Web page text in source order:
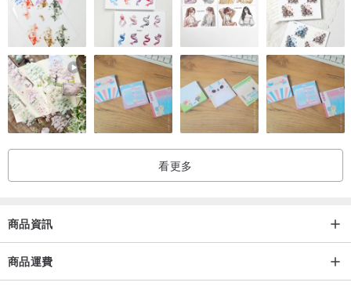
以接受的買家再幫我們下單哦
▪ 照片皆為實品拍攝，但多樣素材為手工製作而有些不同，商品與圖
片無法100%相同喲
▪ 所有掛飾樣式都會隨機幫大家搭配，有其他需求都可以私訊詢問
▪ 每張照片為實體拍攝，但因修圖、手機&電腦螢幕畫面的呈現會有些
色差，如可以接受歡迎下單
▪ 明年再依序拿出打開即可
/. 購買後 ./
看更多
商品資訊
商品運費